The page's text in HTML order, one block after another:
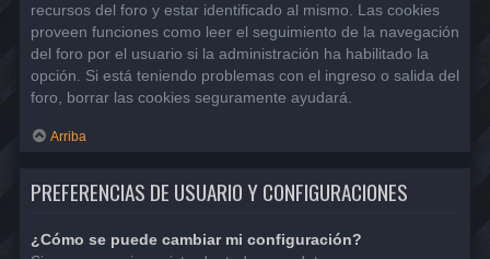
recursos del foro y estar identificado al mismo. Las cookies
proveen funciones como leer el seguimiento de la navegación
del foro por el usuario si la administración ha habilitado la
opción. Si está teniendo problemas con el ingreso o salida del
foro, borrar las cookies seguramente ayudará.
Arriba
PREFERENCIAS DE USUARIO Y CONFIGURACIONES
¿Cómo se puede cambiar mi configuración?